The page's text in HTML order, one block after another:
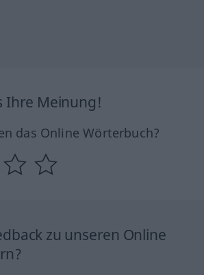
Ihre Meinung!
das Online Wörterbuch?
zu unseren Online